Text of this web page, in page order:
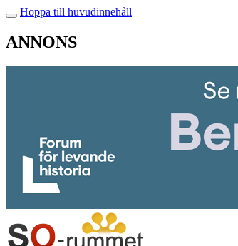
Hoppa till huvudinnehåll
ANNONS